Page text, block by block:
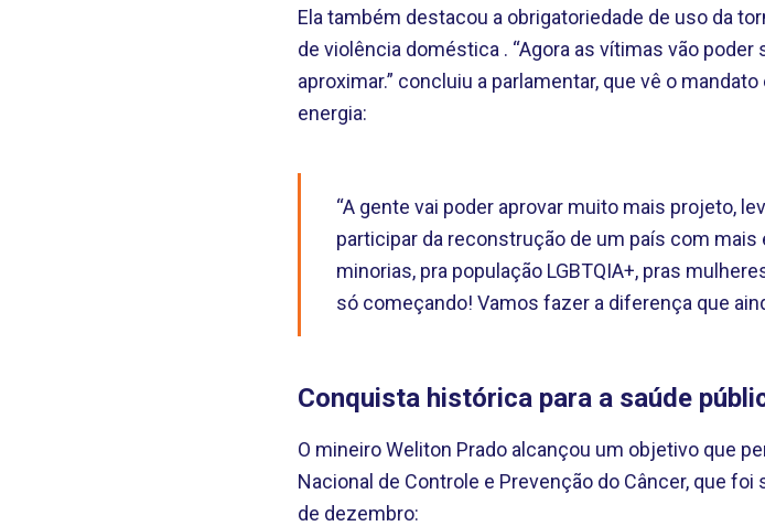
Ela também destacou a obrigatoriedade de uso da
de violência doméstica . “Agora as vítimas vão
aproximar.” concluiu a parlamentar, que vê o
energia:
“A gente vai poder aprovar muito mais projeto,
participar da reconstrução de um país com
minorias, pra população LGBTQIA+, pras
só começando! Vamos fazer a diferença que
Conquista histórica para a saúde
O mineiro Weliton Prado alcançou um objetivo que
Nacional de Controle e Prevenção do Câncer, que
de dezembro: